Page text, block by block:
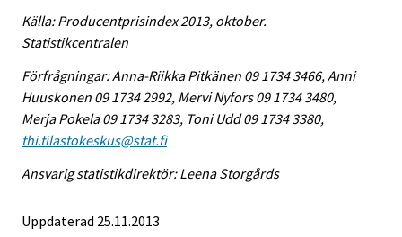
Källa: Producentprisindex 2013, oktober.
Statistikcentralen
Förfrågningar: Anna-Riikka Pitkänen 09 1734 3466, Anni
Huuskonen 09 1734 2992, Mervi Nyfors 09 1734 3480,
Merja Pokela 09 1734 3283, Toni Udd 09 1734 3380,
thi.tilastokeskus@stat.fi
Ansvarig statistikdirektör: Leena Storgårds
Uppdaterad 25.11.2013